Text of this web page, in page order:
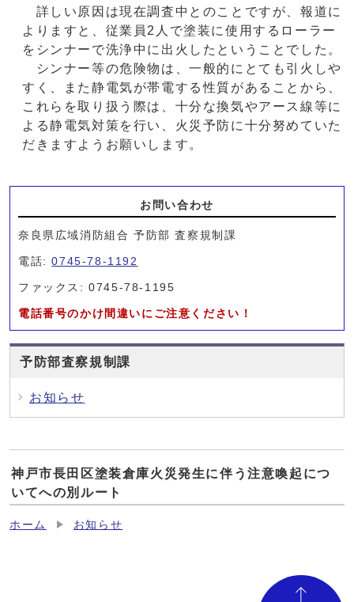
詳しい原因は現在調査中とのことですが、報道に
よりますと、従業員2人で塗装に使用するローラー
をシンナーで洗浄中に出火したということでした。
シンナー等の危険物は、一般的にとても引火しや
すく、また静電気が帯電する性質があることから、
これらを取り扱う際は、十分な換気やアース線等に
よる静電気対策を行い、火災予防に十分努めていた
だきますようお願いします。
お問い合わせ
奈良県広域消防組合 予防部 査察規制課
電話:0745-78-1192
ファックス: 0745-78-1195
電話番号のかけ間違いにご注意ください！
予防部査察規制課
お知らせ
神戸市長田区塗装倉庫火災発生に伴う注意喚起につ
いてへの別ルート
ホーム お知らせ